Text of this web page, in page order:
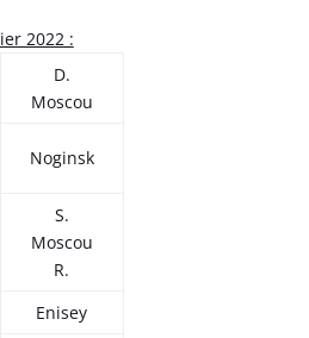
2022 :
D.
Moscou
Noginsk
S.
Moscou
R.
Enisey